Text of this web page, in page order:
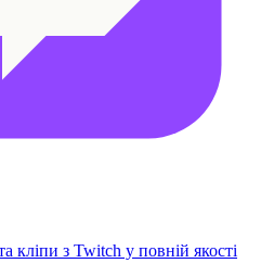
кліпи з Twitch у повній якості